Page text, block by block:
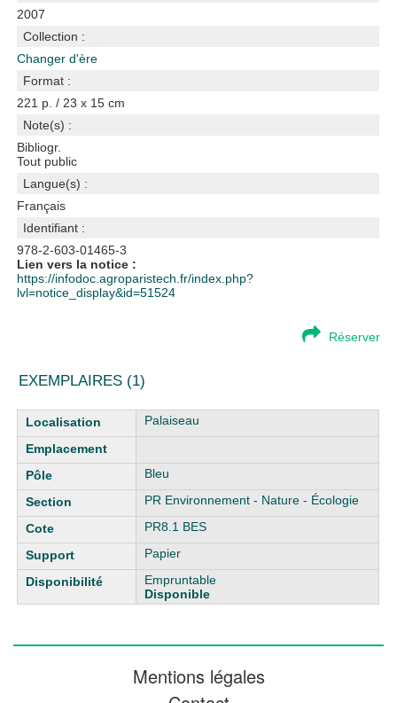
2007
Collection :
Changer d'ère
Format :
221 p. / 23 x 15 cm
Note(s) :
Bibliogr.
Tout public
Langue(s) :
Français
Identifiant :
978-2-603-01465-3
Lien vers la notice :
https://infodoc.agroparistech.fr/index.php?
lvl=notice_display&id=51524
Réserver
EXEMPLAIRES (1)
Liste des exemplaires Palaiseau
Bleu
PR Environnement - Nature - Écologie
PR8.1 BES
Papier
Empruntable
Disponible
Mentions légales